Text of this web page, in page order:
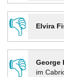
👎
Elvira
👎
George
im